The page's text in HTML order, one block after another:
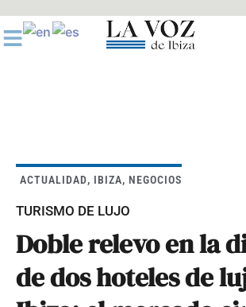
al
contenido
ACTUALIDAD, IBIZA, NEGOCIOS
TURISMO DE LUJO
Doble relevo en la
de dos hoteles de